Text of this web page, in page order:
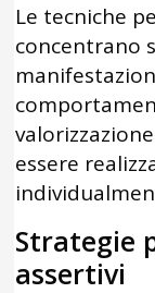
Le tecniche
concentrano
essere
Strategie
assertivi